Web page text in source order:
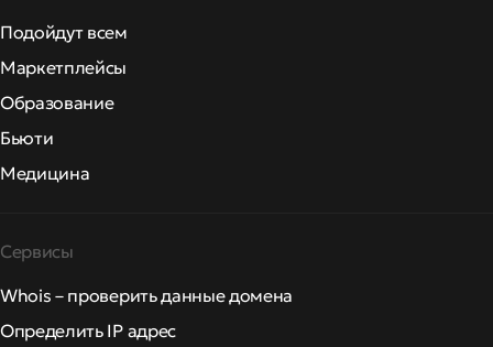
Подойдут всем
Маркетплейсы
Образование
Бьюти
Медицина
Сервисы
Whois – проверить данные домена
Определить IP адрес